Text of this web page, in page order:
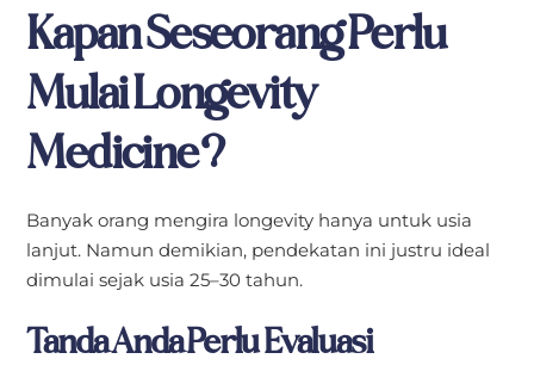
Kapan Seseorang Perlu
Mulai Longevity
Medicine?
Banyak orang mengira longevity hanya untuk usia
lanjut. Namun demikian, pendekatan ini justru ideal
dimulai sejak usia 25–30 tahun.
Tanda Anda Perlu Evaluasi